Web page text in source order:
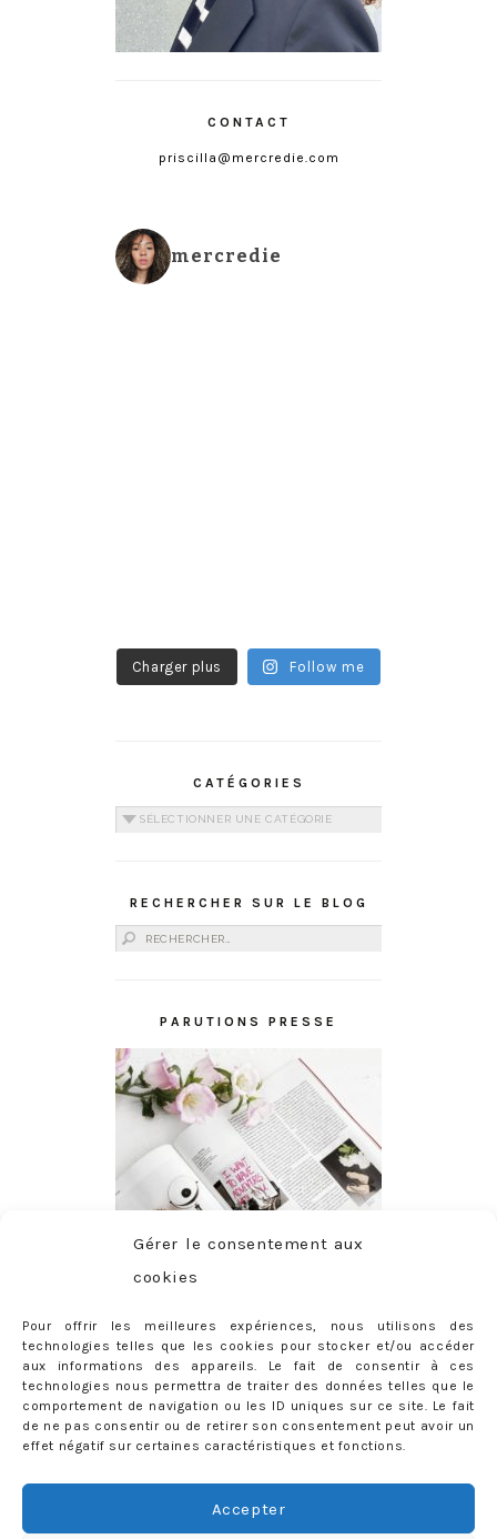
Gérer le consentement aux
cookies
Pour offrir les meilleures expériences, nous utilisons des
technologies telles que les cookies pour stocker et/ou accéder
aux informations des appareils. Le fait de consentir à ces
technologies nous permettra de traiter des données telles que le
comportement de navigation ou les ID uniques sur ce site. Le fait
de ne pas consentir ou de retirer son consentement peut avoir un
effet négatif sur certaines caractéristiques et fonctions.
Accepter
CONTACT
priscilla@mercredie.com
mercredie
Charger plus Follow me
CATÉGORIES
Catégories
RECHERCHER SUR LE BLOG
Rechercher :
PARUTIONS PRESSE
ABONNEMENT
Adresse